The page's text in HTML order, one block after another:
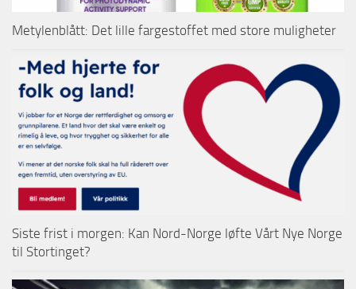
Metylenblått: Det lille fargestoffet med store muligheter
Siste frist i morgen: Kan Nord-Norge løfte Vårt Nye Norge
til Stortinget?